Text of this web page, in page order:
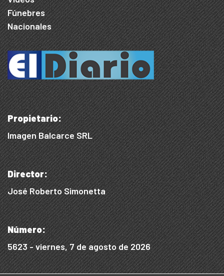
Fúnebres
Nacionales
Propietario:
Imagen Balcarce SRL
Director:
José Roberto Simonetta
Número:
5623 - viernes, 7 de agosto de 2026